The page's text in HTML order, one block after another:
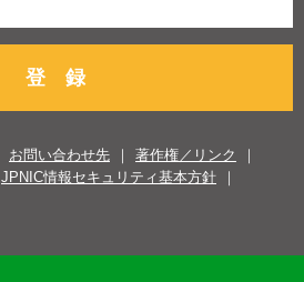
登 録
お問い合わせ先
著作権／リンク
JPNIC情報セキュリティ基本方針